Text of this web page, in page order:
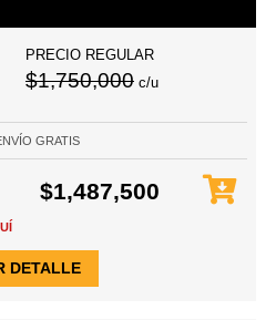
PRECIO REGULAR
$1,750,000 c/u
GRATIS
$1,487,500
DETALLE